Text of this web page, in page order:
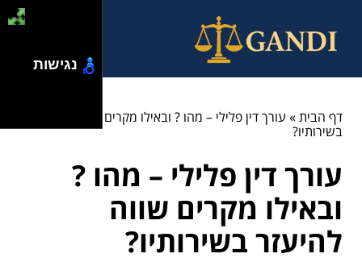
דף הבית» עורך דין פלילי – מהו ? ובאילו מקרים שווה להיעזר
בשירותיו?
עורך דין פלילי – מהו ?
ובאילו מקרים שווה
להיעזר בשירותיו?
נגישות